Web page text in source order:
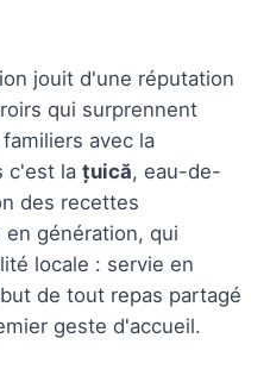
jouit d'une réputation
qui surprennent
avec la
c'est la țuică, eau-de-
des recettes
génération, qui
locale : servie en
de tout repas partagé
geste d'accueil.